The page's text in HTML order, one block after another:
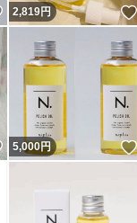
いいね！
2,819円
いいね！
5,000円